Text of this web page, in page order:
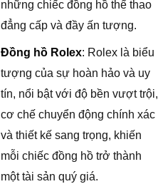
những chiếc đồng hồ thể thao
đẳng cấp và đầy ấn tượng.
Đồng hồ Rolex: Rolex là biểu
tượng của sự hoàn hảo và uy
tín, nổi bật với độ bền vượt trội,
cơ chế chuyển động chính xác
và thiết kế sang trọng, khiến
mỗi chiếc đồng hồ trở thành
một tài sản quý giá.